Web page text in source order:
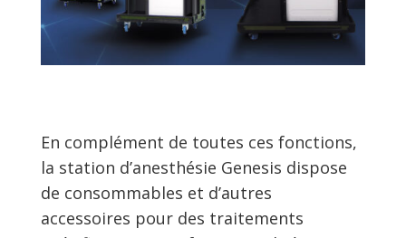
En complément de toutes ces fonctions,
la station d’anesthésie Genesis dispose
de consommables et d’autres
accessoires pour des traitements